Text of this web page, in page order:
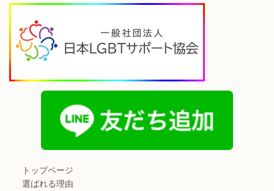
トップページ
選ばれる理由